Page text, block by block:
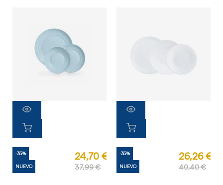
-35%
NUEVO
24,70 €
37,99 €
-35%
NUEVO
26,26 €
40,40 €